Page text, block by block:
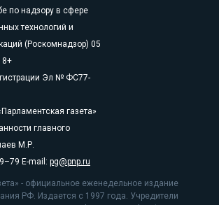
по надзору в сфере
технологий и
(Роскомнадзор) 05
Эл № ФС77-
газета»
главного
М.Р.
E-mail: pg@pnp.ru
- официальное еженедельное издание
РФ. Издается с 1997 года. Учредители